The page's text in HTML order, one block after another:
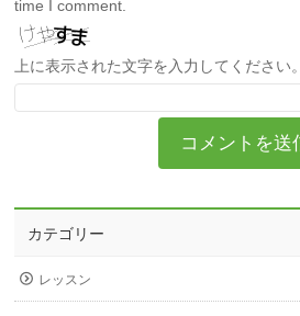
time I comment.
上に表示された文字を入力してください。
カテゴリー
レッスン